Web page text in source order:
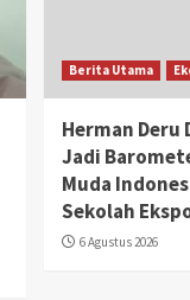
Berita Utama
Herman Deru
Jadi
Muda
Sekolah
6 Agustus 2026